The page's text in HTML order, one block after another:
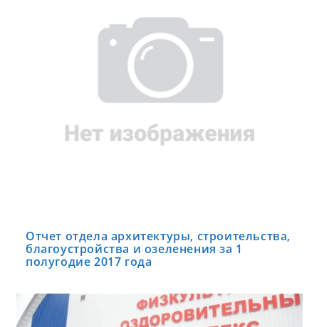
Отчет отдела архитектуры, строительства,
благоустройства и озеленения за 1
полугодие 2017 года